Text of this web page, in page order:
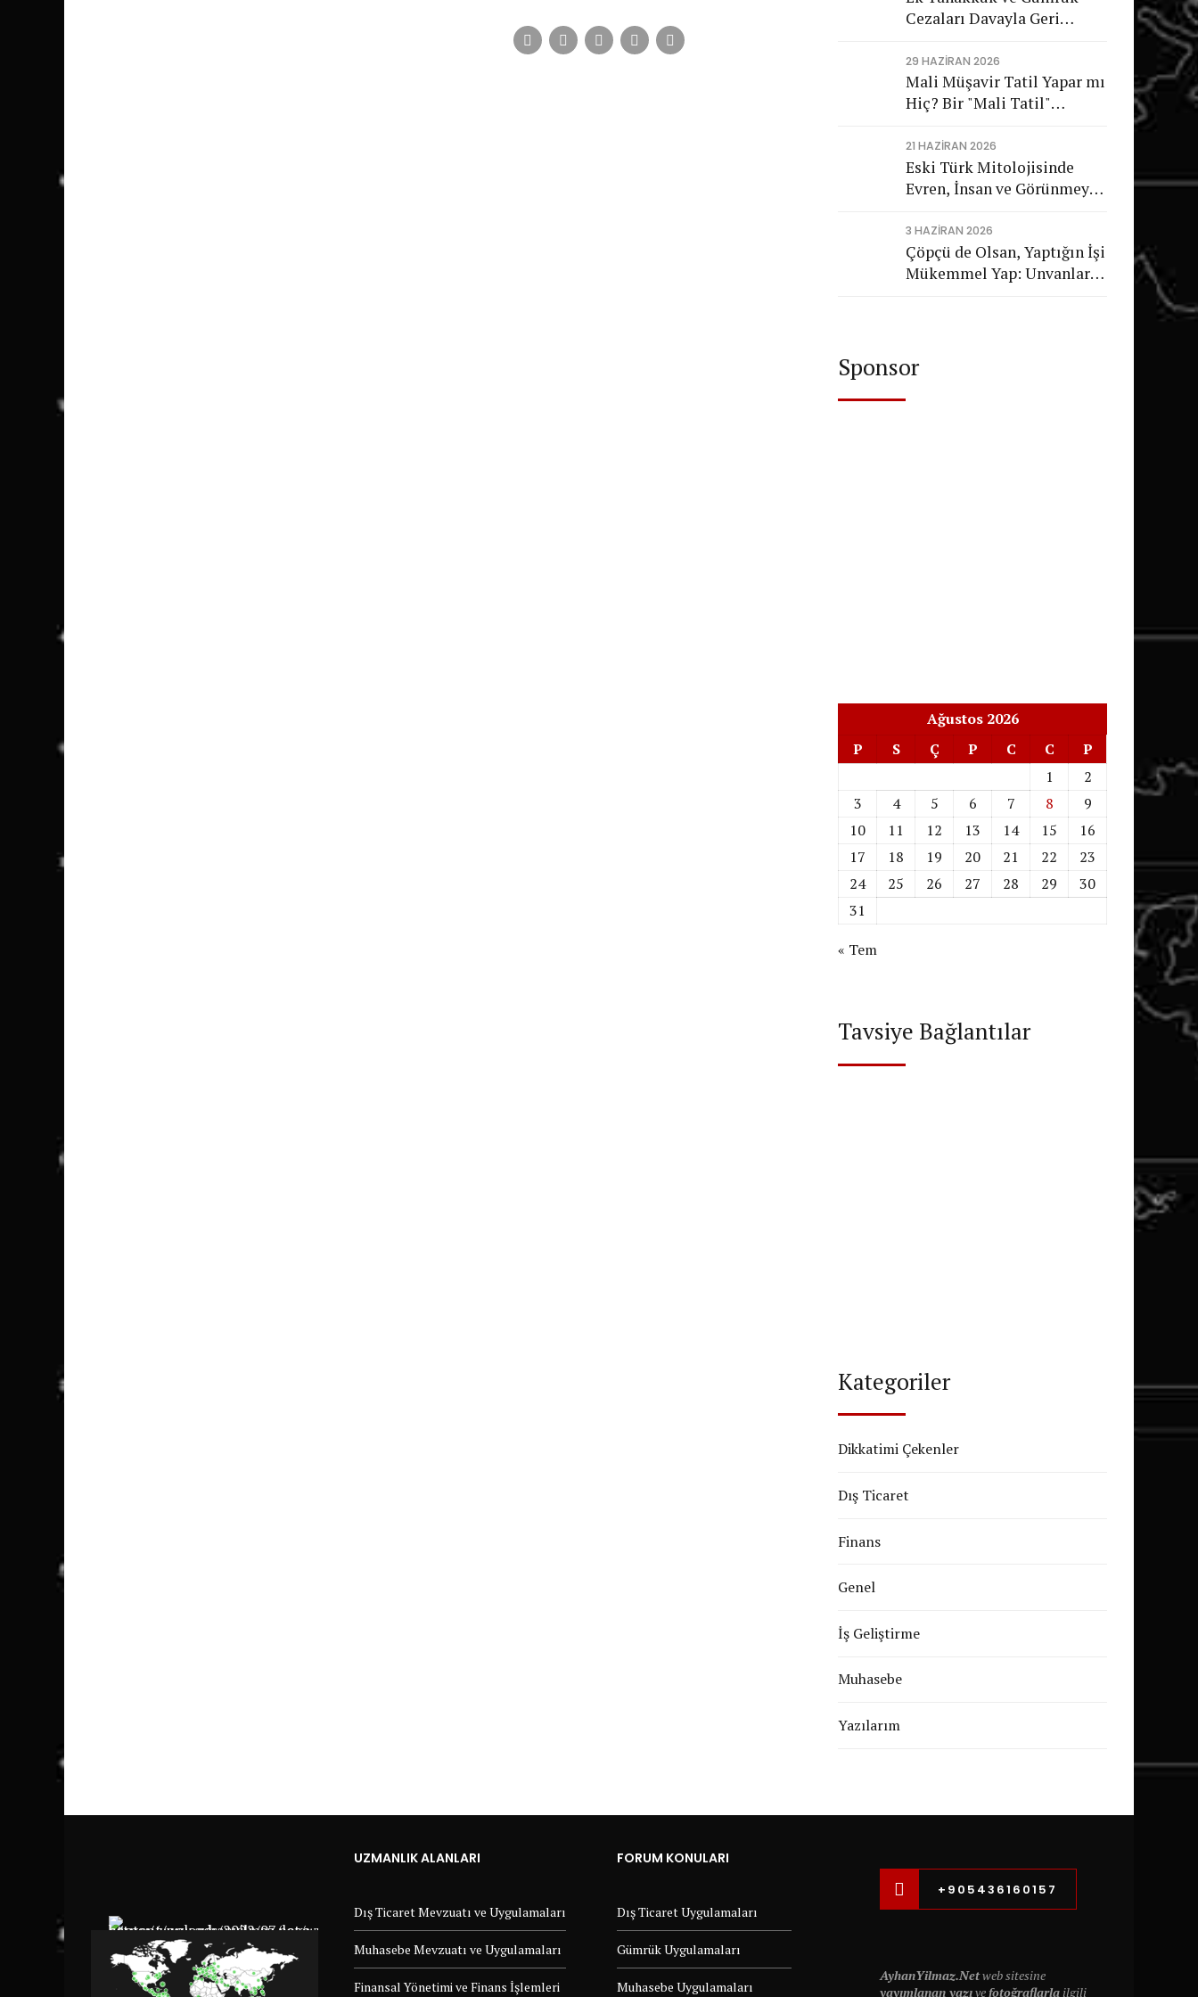
Cezaları Davayla Geri
İşlemlerin Kamuya
Görünmeyen Maliyeti
29 HAZIRAN 2026
Mali Müşavir Tatil Yapar mı
Hiç? Bir "Mali Tatil"
21 HAZIRAN 2026
Eski Türk Mitolojisinde
Evren, İnsan ve Görünmeyen
3 HAZIRAN 2026
Çöpçü de Olsan, Yaptığın İşi
Mükemmel Yap: Unvanların
Sponsor
Ağustos 2026
P
S Ç P C C
P
1
2
3
4 5 6 7 8
9
10
11 12 13 14 15
16
17
18 19 20 21 22
23
24
25 26 27 28 29
30
31
« Tem
Tavsiye Bağlantılar
Kategoriler
Dikkatimi Çekenler
Dış Ticaret
Finans
Genel
İş Geliştirme
Muhasebe
Yazılarım
UZMANLIK ALANLARI
Dış Ticaret Mevzuatı ve Uygulamaları
Muhasebe Mevzuatı ve Uygulamaları
Finansal Yönetimi ve Finans İşlemleri
FORUM KONULARI
Dış Ticaret Uygulamaları
Gümrük Uygulamaları
Muhasebe Uygulamaları
+905436160157
AyhanYilmaz.Netweb sitesine
yayımlanan yazıvefotoğraflarla ilgili